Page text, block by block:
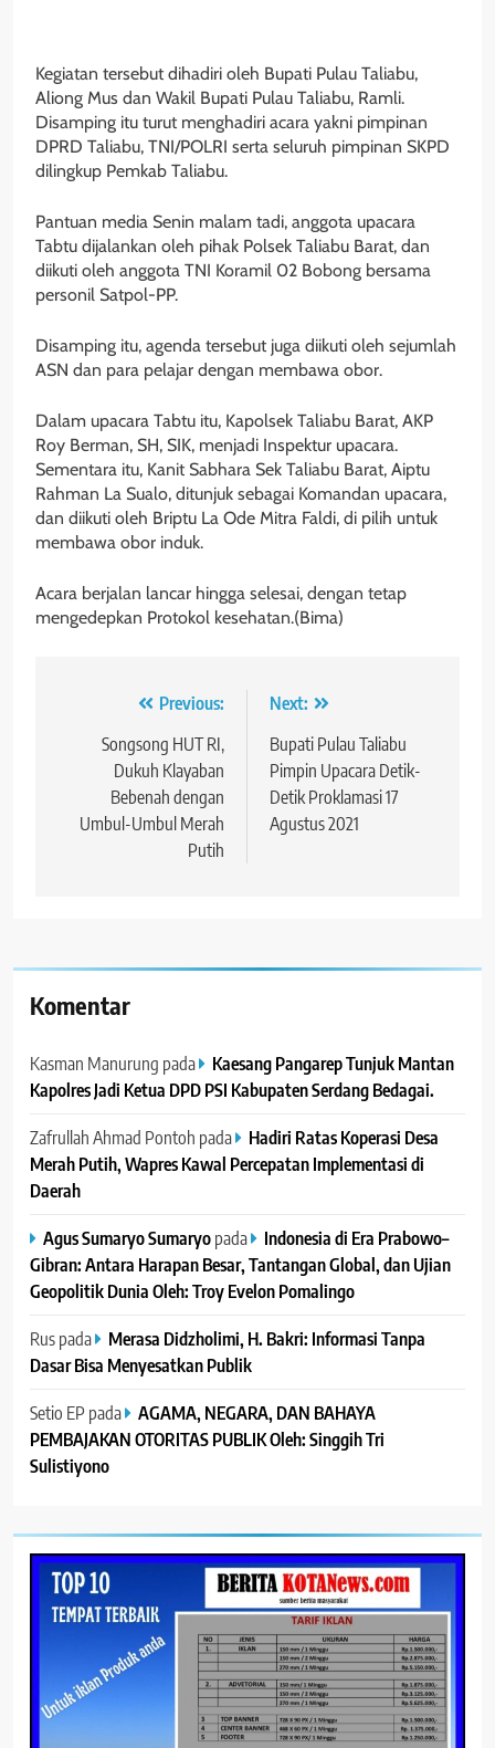
Kegiatan tersebut dihadiri oleh Bupati Pulau Taliabu,
Aliong Mus dan Wakil Bupati Pulau Taliabu, Ramli.
Disamping itu turut menghadiri acara yakni pimpinan
DPRD Taliabu, TNI/POLRI serta seluruh pimpinan SKPD
dilingkup Pemkab Taliabu.
Pantuan media Senin malam tadi, anggota upacara
Tabtu dijalankan oleh pihak Polsek Taliabu Barat, dan
diikuti oleh anggota TNI Koramil 02 Bobong bersama
personil Satpol-PP.
Disamping itu, agenda tersebut juga diikuti oleh sejumlah
ASN dan para pelajar dengan membawa obor.
Dalam upacara Tabtu itu, Kapolsek Taliabu Barat, AKP
Roy Berman, SH, SIK, menjadi Inspektur upacara.
Sementara itu, Kanit Sabhara Sek Taliabu Barat, Aiptu
Rahman La Sualo, ditunjuk sebagai Komandan upacara,
dan diikuti oleh Briptu La Ode Mitra Faldi, di pilih untuk
membawa obor induk.
Acara berjalan lancar hingga selesai, dengan tetap
mengedepkan Protokol kesehatan.(Bima)
Navigasi Previous:
Songsong HUT RI,
Dukuh Klayaban
Bebenah dengan
Umbul-Umbul Merah
Putih
Next:
Bupati Pulau Taliabu
Pimpin Upacara Detik-
Detik Proklamasi 17
Agustus 2021
Komentar
Kasman Manurung pada
Kaesang Pangarep Tunjuk Mantan
Kapolres Jadi Ketua DPD PSI Kabupaten Serdang Bedagai. ‎ ‎
Zafrullah Ahmad Pontoh pada
Hadiri Ratas Koperasi Desa
Merah Putih, Wapres Kawal Percepatan Implementasi di
Daerah
Agus Sumaryo Sumaryopada
Indonesia di Era Prabowo–
Gibran: Antara Harapan Besar, Tantangan Global, dan Ujian
Geopolitik Dunia Oleh: Troy Evelon Pomalingo
Ruspada
Merasa Didzholimi, H. Bakri: Informasi Tanpa
Dasar Bisa Menyesatkan Publik
Setio EP pada
AGAMA, NEGARA, DAN BAHAYA
PEMBAJAKAN OTORITAS PUBLIK Oleh: Singgih Tri
Sulistiyono